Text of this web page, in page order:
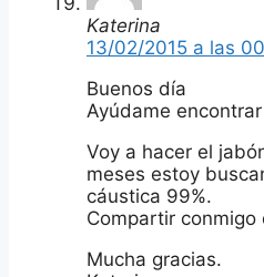
Katerina
13/02/2015 a las
Buenos día
Ayúdame
Voy a hacer el
meses estoy
cáustica 99%.
Compartir
Mucha gracias.